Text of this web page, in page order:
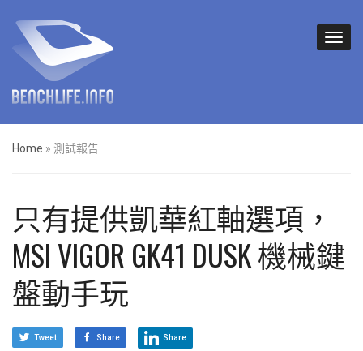
Home » 測試報告
只有提供凱華紅軸選項，
MSI VIGOR GK41 DUSK 機械鍵
盤動手玩
Tweet Share Share